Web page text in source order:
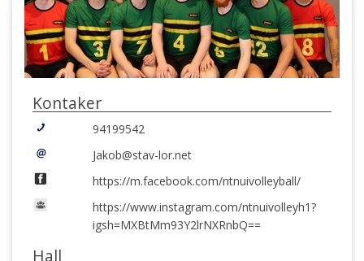
Kontaker
94199542
Jakob@stav-lor.net
https://m.facebook.com/ntnuivolleyball/
https://www.instagram.com/ntnuivolleyh1?
igsh=MXBtMm93Y2lrNXRnbQ==
Hall